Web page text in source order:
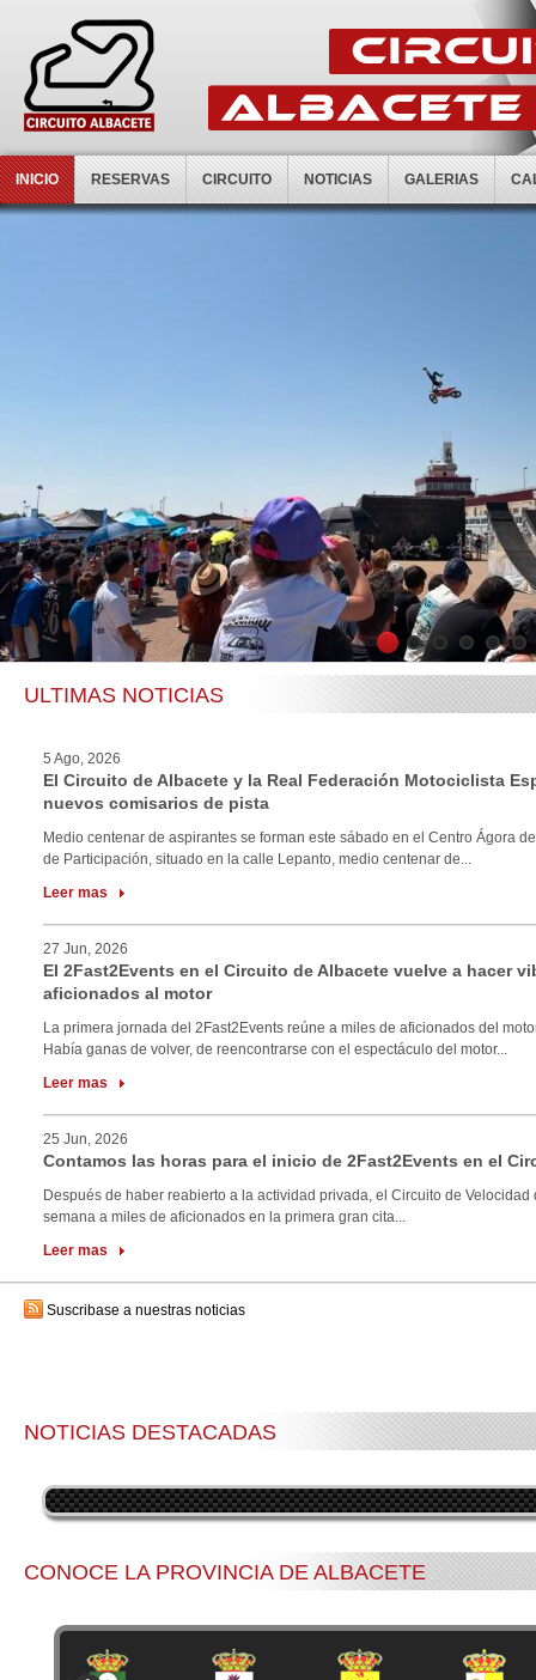
INICIO RESERVAS CIRCUITO NOTICIAS GALERIAS
1 2 3 4 5 6
ULTIMAS NOTICIAS
5 Ago, 2026
El Circuito de Albacete y la Real Federación Motociclista
nuevos comisarios de pista
Medio centenar de aspirantes se forman este sábado en el Centro Ágora
de Participación, situado en la calle Lepanto, medio centenar de...
Leer mas
27 Jun, 2026
El 2Fast2Events en el Circuito de Albacete vuelve a hacer
aficionados al motor
La primera jornada del 2Fast2Events reúne a miles de aficionados del
Había ganas de volver, de reencontrarse con el espectáculo del motor...
Leer mas
25 Jun, 2026
Contamos las horas para el inicio de 2Fast2Events en el
Después de haber reabierto a la actividad privada, el Circuito de Velocidad
semana a miles de aficionados en la primera gran cita...
Leer mas
Suscribase a nuestras noticias
NOTICIAS DESTACADAS
CONOCE LA PROVINCIA DE ALBACETE